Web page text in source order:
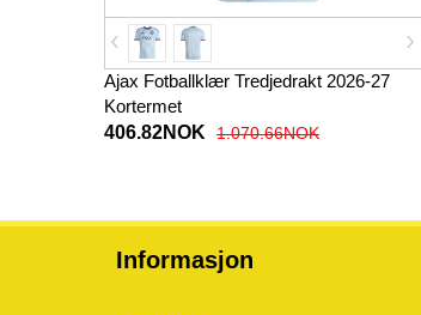
Ajax Fotballklær Tredjedrakt 2026-27
Kortermet
406.82NOK
1.070.66NOK
Informasjon